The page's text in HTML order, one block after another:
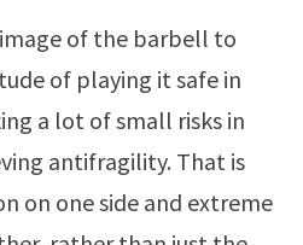
of the barbell to
of playing it safe in
a lot of small risks in
antifragility. That is
on one side and extreme